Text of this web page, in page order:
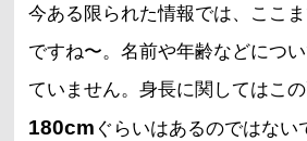
今ある限られた情報では、ここ
ですね〜。名前や年齢などにつ
ていません。身長に関してはこ
180cm ぐらいはあるのではない